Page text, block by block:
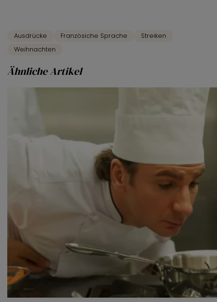
Ausdrücke Französiche Sprache
Streiken
Weihnachten
Ähnliche Artikel